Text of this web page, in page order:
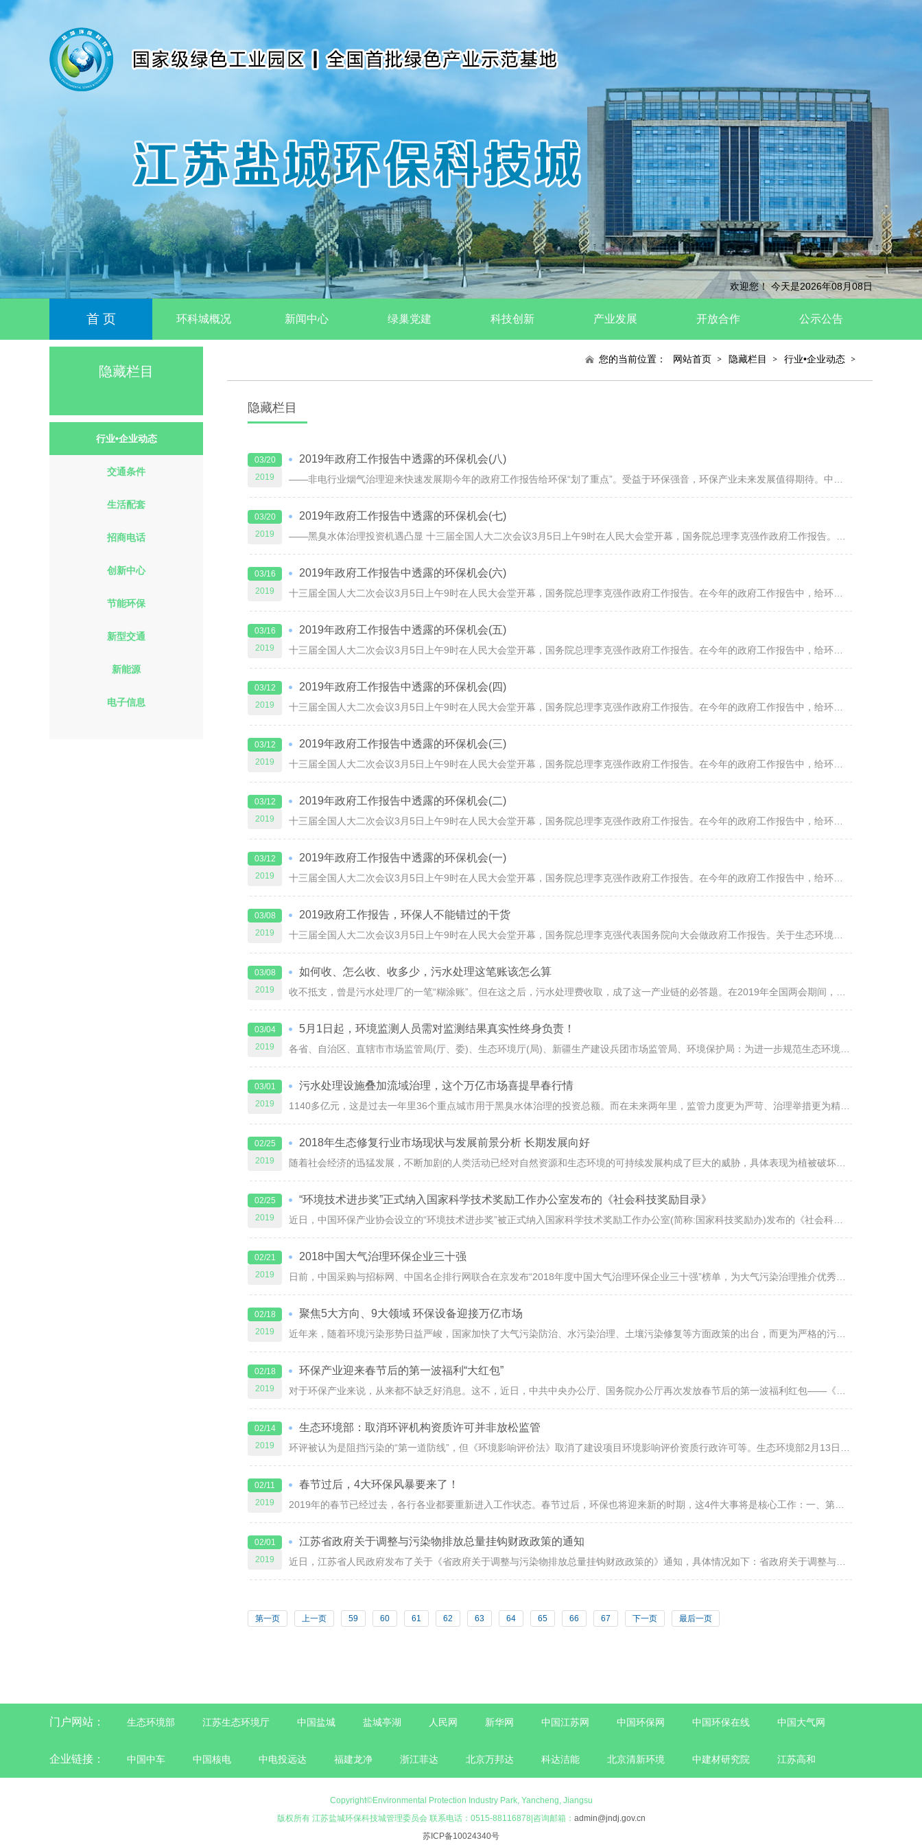
欢迎您！ 今天是2026年08月08日
首 页 环科城概况 新闻中心 绿巢党建 科技创新 产业发展 开放合作 公示公告
隐藏栏目
行业•企业动态
交通条件
生活配套
招商电话
创新中心
节能环保
新型交通
新能源
电子信息
您的当前位置： 网站首页 隐藏栏目 行业•企业动态
隐藏栏目
03/20
2019
2019年政府工作报告中透露的环保机会(八)
03/20
2019
2019年政府工作报告中透露的环保机会(七)
03/16
2019
2019年政府工作报告中透露的环保机会(六)
03/16
2019
2019年政府工作报告中透露的环保机会(五)
03/12
2019
2019年政府工作报告中透露的环保机会(四)
03/12
2019
2019年政府工作报告中透露的环保机会(三)
03/12
2019
2019年政府工作报告中透露的环保机会(二)
03/12
2019
2019年政府工作报告中透露的环保机会(一)
03/08
2019
2019政府工作报告，环保人不能错过的干货
03/08
2019
如何收、怎么收、收多少，污水处理这笔账该怎么算
03/04
2019
5月1日起，环境监测人员需对监测结果真实性终身负责！
03/01
2019
污水处理设施叠加流域治理，这个万亿市场喜提早春行情
02/25
2019
2018年生态修复行业市场现状与发展前景分析 长期发展向好
02/25
2019
“环境技术进步奖”正式纳入国家科学技术奖励工作办公室发布的《社会科技奖励目录》
02/21
2019
2018中国大气治理环保企业三十强
02/18
2019
聚焦5大方向、9大领域 环保设备迎接万亿市场
02/18
2019
环保产业迎来春节后的第一波福利“大红包”
02/14
2019
生态环境部：取消环评机构资质许可并非放松监管
02/11
2019
春节过后，4大环保风暴要来了！
02/01
2019
江苏省政府关于调整与污染物排放总量挂钩财政政策的通知
第一页 上一页 59 60 61 62 63 64 65 66 67 下一页 最后一页
门户网站： 生态环境部 江苏生态环境厅 中国盐城 盐城亭湖 人民网 新华网 中国江苏网 中国环保网 中国环保在线 中国大气网
企业链接： 中国中车 中国核电 中电投远达 福建龙净 浙江菲达 北京万邦达 科达洁能 北京清新环境 中建材研究院 江苏高和
Copyright©Environmental Protection Industry Park, Yancheng, Jiangsu
版权所有 江苏盐城环保科技城管理委员会 联系电话：0515-88116878|咨询邮箱： admin@jndj.gov.cn
苏ICP备10024340号